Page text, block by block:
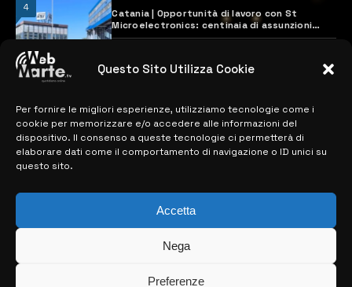
Questo Sito Utilizza Cookie
Per fornire le migliori esperienze, utilizziamo tecnologie come i
cookie per memorizzare e/o accedere alle informazioni del
dispositivo. Il consenso a queste tecnologie ci permetterà di
elaborare dati come il comportamento di navigazione o ID unici su
questo sito.
Accetta
Nega
Preferenze
4
Catania | Opportunità di lavoro con St
Microelectronics: centinaia di assunzioni
previste
MAPPA DEL SITO
> NOTIZIE